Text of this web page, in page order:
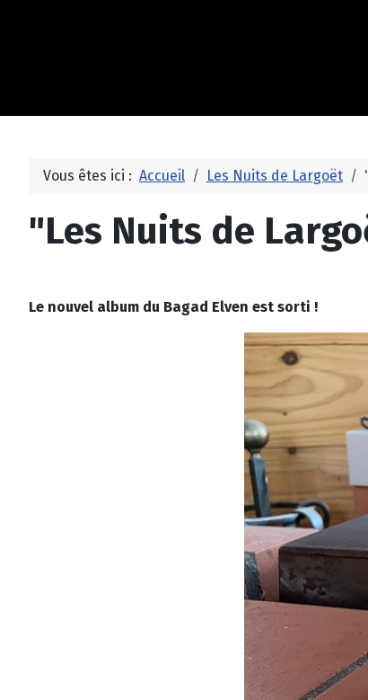
Vous êtes ici : Accueil Les Nuits de Largoët
"Les Nuits de
Le nouvel album du Bagad Elven est sorti !